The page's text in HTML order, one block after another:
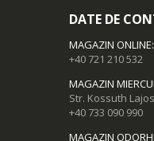
DATE DE
MAGAZIN ONLINE:
+40 721 210 532
MAGAZIN
Str. Kossuth
+40 733 090 990
MAGAZIN